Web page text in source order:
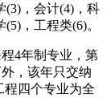
(3)，会计(4)，科
，工程类(6)。
4年制专业，第
，该年只交纳
程四个专业为全